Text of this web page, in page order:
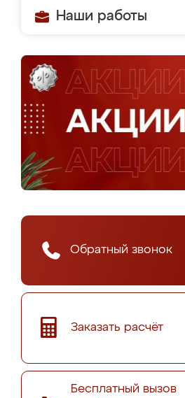
Наши работы
Обратный звонок
Заказать расчёт
Бесплатный вызов